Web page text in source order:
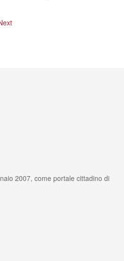
2007, come portale cittadino di